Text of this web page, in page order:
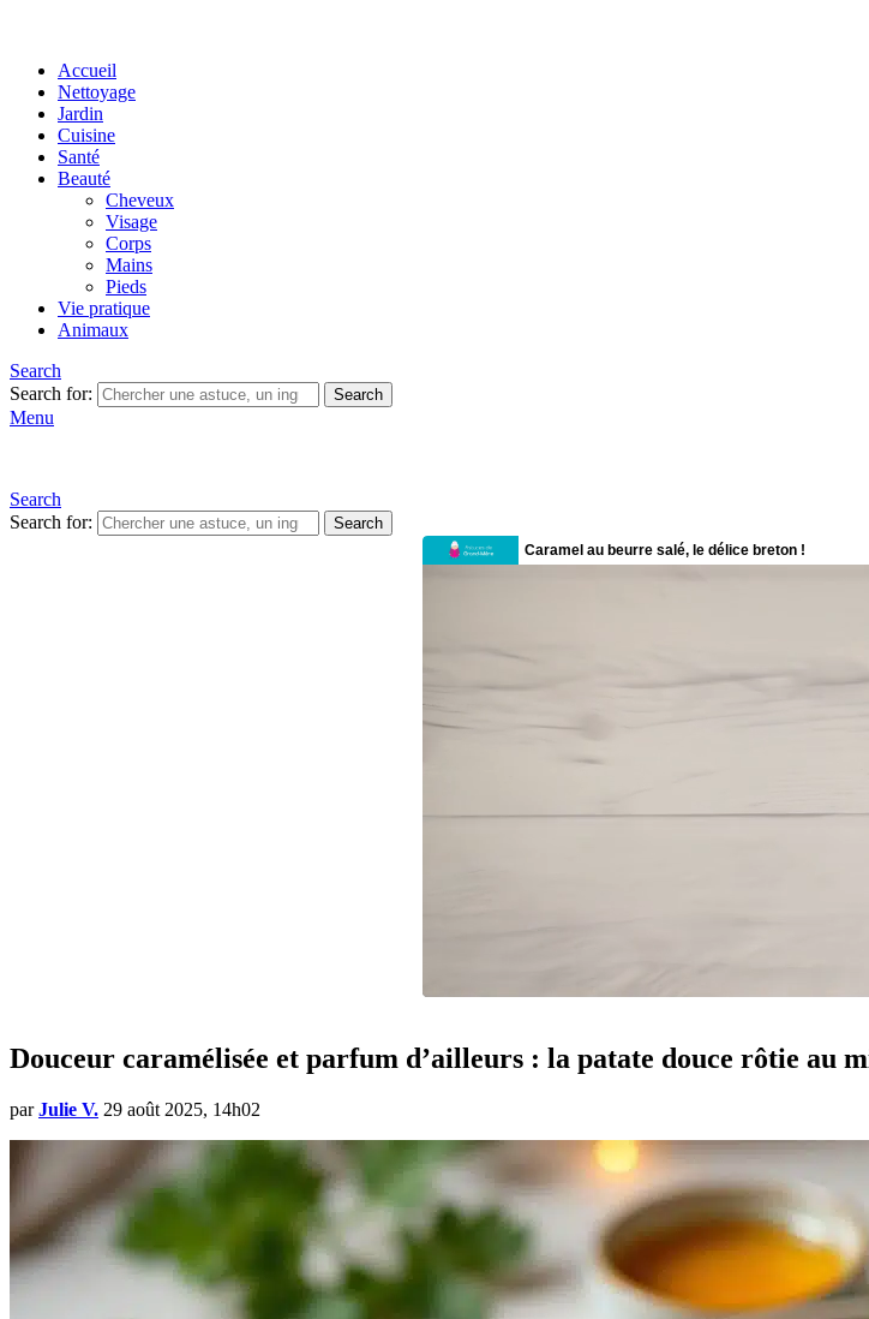
Accueil
Nettoyage
Jardin
Cuisine
Santé
Beauté
Cheveux
Visage
Corps
Mains
Pieds
Vie pratique
Animaux
Search
Search for:
Search
Menu
Search
Search for:
Search
Douceur caramélisée et parfum d’ailleurs : la patate douce rôtie au
par Julie V. 29 août 2025, 14h02